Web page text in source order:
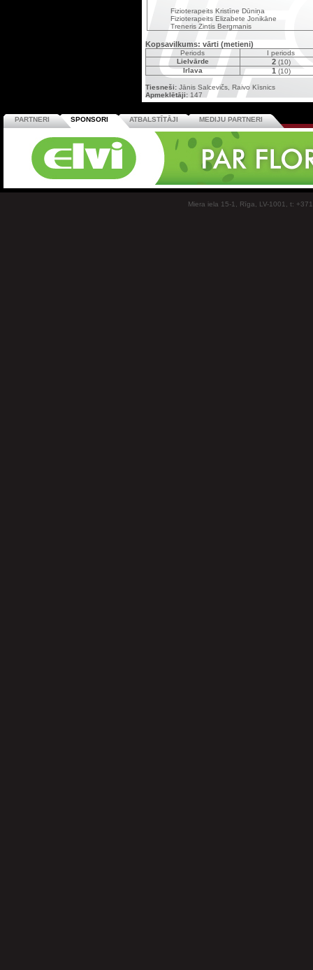
Fizioterapeits Kristīne Dūniņa
Fizioterapeits Elizabete Jonikāne
Treneris Zintis Bergmanis
Kopsavilkums: vārti (metieni)
Periods
I periods
Lielvārde
2 (10)
Irlava
1 (10)
Tiesneši: Jānis Salcevičs, Raivo Kīsnics
Apmeklētāji: 147
PARTNERI SPONSORI ATBALSTĪTĀJI MEDIJU PARTNERI
Miera iela 15-1, Rīga, LV-1001, t: